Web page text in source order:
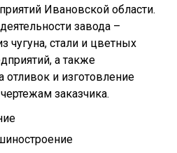
Ивановской области.
завода –
чугуна, стали и цветных
а также
отливок и изготовление
заказчика.